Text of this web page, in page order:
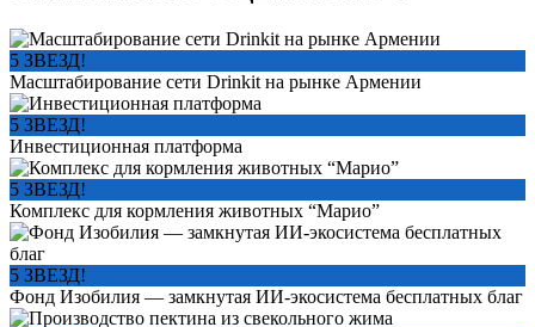
5 ЗВЕЗД!
Масштабирование сети Drinkit на рынке Армении
5 ЗВЕЗД!
Инвестиционная платформа
5 ЗВЕЗД!
Комплекс для кормления животных “Марио”
5 ЗВЕЗД!
Фонд Изобилия — замкнутая ИИ-экосистема бесплатных благ